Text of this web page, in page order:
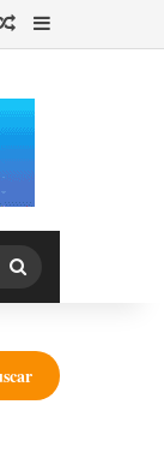
Publicación al azar
Barra lateral
Buscar
por